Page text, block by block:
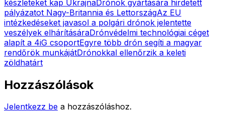
készleteket kap UkrajnaDrónok gyártására hirdetett
pályázatot Nagy-Britannia és LettországAz EU
intézkedéseket javasol a polgári drónok jelentette
veszélyek elhárításáraDrónvédelmi technológiai céget
alapít a 4iG csoportEgyre több drón segíti a magyar
rendőrök munkájátDrónokkal ellenőrzik a keleti
zöldhatárt
Hozzászólások
Jelentkezz be a hozzászóláshoz.